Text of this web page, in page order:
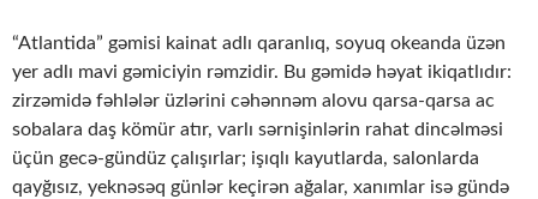
“Atlantida” gəmisi kainat adlı qaranlıq, soyuq okeanda üzən
yer adlı mavi gəmiciyin rəmzidir. Bu gəmidə həyat ikiqatlıdır:
zirzəmidə fəhlələr üzlərini cəhənnəm alovu qarsa-qarsa ac
sobalara daş kömür atır, varlı sərnişinlərin rahat dincəlməsi
üçün gecə-gündüz çalışırlar; işıqlı kayutlarda, salonlarda
qayğısız, yeknəsəq günlər keçirən ağalar, xanımlar isə gündə